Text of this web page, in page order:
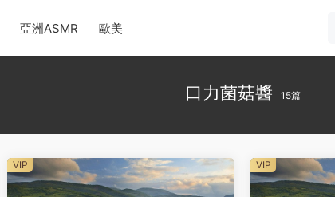
亞洲ASMR 歐美
口力菌菇醬 15篇
VIP VIP